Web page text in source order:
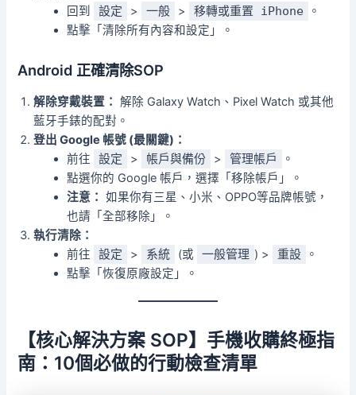
回到
設定 > 一般 > 移轉或重置 iPhone
。
點擊「清除所有內容和設定」。
Android 正確清除SOP
解除穿戴裝置： 解除 Galaxy Watch、Pixel Watch 或其他
藍牙手錶的配對。
登出 Google 帳號 (最關鍵)：
前往
設定 > 帳戶與備份 > 管理帳戶
。
點選你的 Google 帳戶，選擇「移除帳戶」。
注意： 如果你有三星、小米、OPPO等品牌帳號，
也請「全部移除」。
執行清除：
前往
設定 > 系統 (或 一般管理 ) > 重設
。
點擊「恢復原廠設定」。
【核心解決方案 SOP】手機收購終極指
南：10個必做的行動檢查清單